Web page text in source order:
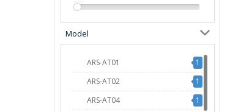
Model
ARS-AT01
1
ARS-AT02
1
ARS-AT04
1